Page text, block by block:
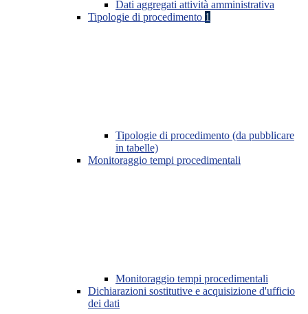
Dati aggregati attività amministrativa
Tipologie di procedimento 1
Tipologie di procedimento (da pubblicare
in tabelle)
Monitoraggio tempi procedimentali
Monitoraggio tempi procedimentali
Dichiarazioni sostitutive e acquisizione d'ufficio
dei dati